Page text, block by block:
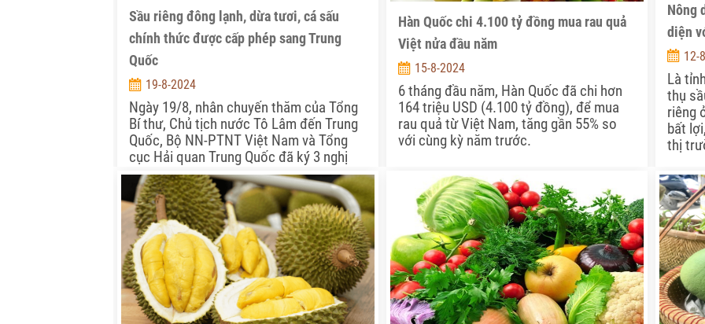
Sầu riêng đông lạnh, dừa tươi, cá sấu
chính thức được cấp phép sang Trung
Quốc
19-8-2024
Ngày 19/8, nhân chuyến thăm của Tổng
Bí thư, Chủ tịch nước Tô Lâm đến Trung
Quốc, Bộ NN-PTNT Việt Nam và Tổng
cục Hải quan Trung Quốc đã ký 3 nghị
định thư.
Hàn Quốc chi 4.100 tỷ đồng mua rau quả
Việt nửa đầu năm
15-8-2024
6 tháng đầu năm, Hàn Quốc đã chi hơn
164 triệu USD (4.100 tỷ đồng), để mua
rau quả từ Việt Nam, tăng gần 55% so
với cùng kỳ năm trước.
Nông
diện
12-
Là
thụ
riêng
bất
thị